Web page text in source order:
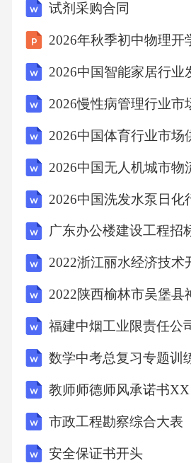
器“保姆”事实上已经对大城市
了轻微的撬动。随着城市生
龄化社会的到来，越来越多的
活。据国际机器人联合会的
家用机器人销量超过600万台
家用机器人市场2015年将达到
智能机器人技术在智能家电、
服务以及医疗设备和信息产业
机器人有望成为继电脑、手机
入家庭的消费类电子产品。
器人要偷走我们的工作1．京
兴起，不过京东商城已经计
替送货员了。在未来，京东
内实现约16千米范围内的送货
步，这一数据还有可能变得更
程度上能够加快物流效率。2
人有望在未来成为保姆，实现
试剂采购合同
广东办公楼建设工程招
教师师德师风承诺书XX
市政工程勘察综合大表
安全保证书开头